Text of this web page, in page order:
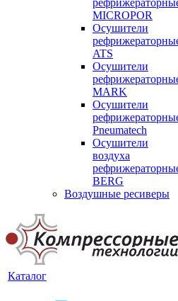
MICROPOR
Осушители
ATS
Осушители
MARK
Осушители
Pneumatech
Осушители
воздуха
BERG
Воздушные ресиверы
Каталог